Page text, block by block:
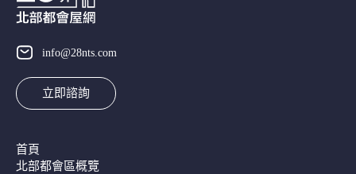
info@28nts.com
立即諮詢
首頁
北部都會區概覽​